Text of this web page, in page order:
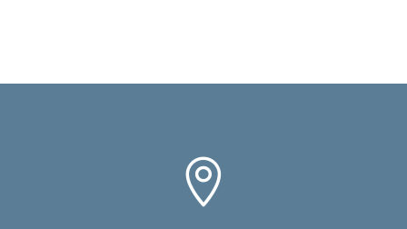
